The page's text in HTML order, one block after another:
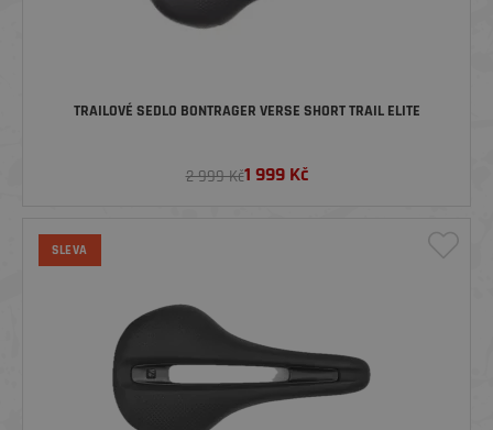
TRAILOVÉ SEDLO BONTRAGER VERSE SHORT TRAIL ELITE
2 999 Kč1 999Kč
SLEVA